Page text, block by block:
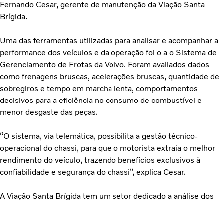
Fernando Cesar, gerente de manutenção da Viação Santa
Brígida.
Uma das ferramentas utilizadas para analisar e acompanhar a
performance dos veículos e da operação foi o a o Sistema de
Gerenciamento de Frotas da Volvo. Foram avaliados dados
como frenagens bruscas, acelerações bruscas, quantidade de
sobregiros e tempo em marcha lenta, comportamentos
decisivos para a eficiência no consumo de combustível e
menor desgaste das peças.
“O sistema, via telemática, possibilita a gestão técnico-
operacional do chassi, para que o motorista extraia o melhor
rendimento do veículo, trazendo benefícios exclusivos à
confiabilidade e segurança do chassi”, explica Cesar.
A Viação Santa Brígida tem um setor dedicado a análise dos